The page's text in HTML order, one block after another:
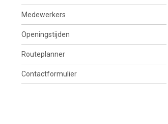
Medewerkers
Openingstijden
Routeplanner
Contactformulier